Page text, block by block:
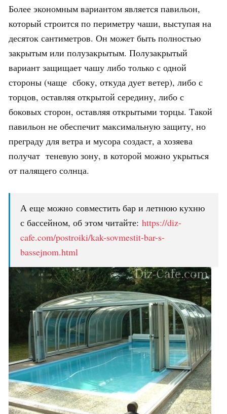
Более экономным вариантом является павильон,
который строится по периметру чаши, выступая на
десяток сантиметров. Он может быть полностью
закрытым или полузакрытым. Полузакрытый
вариант защищает чашу либо только с одной
стороны (чаще сбоку, откуда дует ветер), либо с
торцов, оставляя открытой середину, либо с
боковых сторон, оставляя открытыми торцы. Такой
павильон не обеспечит максимальную защиту, но
преграду для ветра и мусора создаст, а хозяева
получат теневую зону, в которой можно укрыться
от палящего солнца.
А еще можно совместить бар и летнюю кухню
с бассейном, об этом читайте: https://diz-
cafe.com/postroiki/kak-sovmestit-bar-s-
bassejnom.html